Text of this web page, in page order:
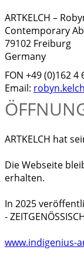
ARTKELCH –
Contemporary
79102 Freiburg
Germany
FON +49 (0)162 4
Email:
ARTKELCH hat
Die Webseite
erhalten.
In 2025
-
www.indigenius-